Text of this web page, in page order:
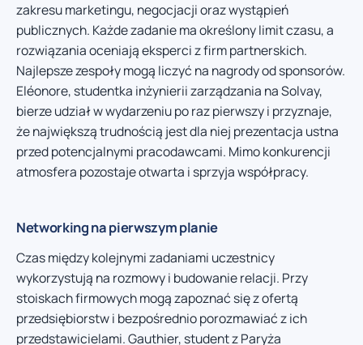
zakresu marketingu, negocjacji oraz wystąpień
publicznych. Każde zadanie ma określony limit czasu, a
rozwiązania oceniają eksperci z firm partnerskich.
Najlepsze zespoły mogą liczyć na nagrody od sponsorów.
Eléonore, studentka inżynierii zarządzania na Solvay,
bierze udział w wydarzeniu po raz pierwszy i przyznaje,
że największą trudnością jest dla niej prezentacja ustna
przed potencjalnymi pracodawcami. Mimo konkurencji
atmosfera pozostaje otwarta i sprzyja współpracy.
Networking na pierwszym planie
Czas między kolejnymi zadaniami uczestnicy
wykorzystują na rozmowy i budowanie relacji. Przy
stoiskach firmowych mogą zapoznać się z ofertą
przedsiębiorstw i bezpośrednio porozmawiać z ich
przedstawicielami. Gauthier, student z Paryża